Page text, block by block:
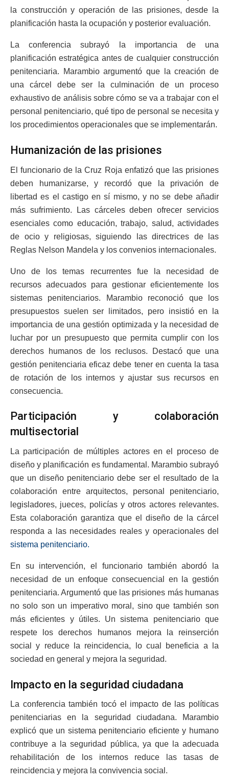
la construcción y operación de las prisiones, desde la
planificación hasta la ocupación y posterior evaluación.
La conferencia subrayó la importancia de una
planificación estratégica antes de cualquier construcción
penitenciaria. Marambio argumentó que la creación de
una cárcel debe ser la culminación de un proceso
exhaustivo de análisis sobre cómo se va a trabajar con el
personal penitenciario, qué tipo de personal se necesita y
los procedimientos operacionales que se implementarán.
Humanización de las prisiones
El funcionario de la Cruz Roja enfatizó que las prisiones
deben humanizarse, y recordó que la privación de
libertad es el castigo en sí mismo, y no se debe añadir
más sufrimiento. Las cárceles deben ofrecer servicios
esenciales como educación, trabajo, salud, actividades
de ocio y religiosas, siguiendo las directrices de las
Reglas Nelson Mandela y los convenios internacionales.
Uno de los temas recurrentes fue la necesidad de
recursos adecuados para gestionar eficientemente los
sistemas penitenciarios. Marambio reconoció que los
presupuestos suelen ser limitados, pero insistió en la
importancia de una gestión optimizada y la necesidad de
luchar por un presupuesto que permita cumplir con los
derechos humanos de los reclusos. Destacó que una
gestión penitenciaria eficaz debe tener en cuenta la tasa
de rotación de los internos y ajustar sus recursos en
consecuencia.
Participación y colaboración
multisectorial
La participación de múltiples actores en el proceso de
diseño y planificación es fundamental. Marambio subrayó
que un diseño penitenciario debe ser el resultado de la
colaboración entre arquitectos, personal penitenciario,
legisladores, jueces, policías y otros actores relevantes.
Esta colaboración garantiza que el diseño de la cárcel
responda a las necesidades reales y operacionales del
sistema penitenciario.
En su intervención, el funcionario también abordó la
necesidad de un enfoque consecuencial en la gestión
penitenciaria. Argumentó que las prisiones más humanas
no solo son un imperativo moral, sino que también son
más eficientes y útiles. Un sistema penitenciario que
respete los derechos humanos mejora la reinserción
social y reduce la reincidencia, lo cual beneficia a la
sociedad en general y mejora la seguridad.
Impacto en la seguridad ciudadana
La conferencia también tocó el impacto de las políticas
penitenciarias en la seguridad ciudadana. Marambio
explicó que un sistema penitenciario eficiente y humano
contribuye a la seguridad pública, ya que la adecuada
rehabilitación de los internos reduce las tasas de
reincidencia y mejora la convivencia social.